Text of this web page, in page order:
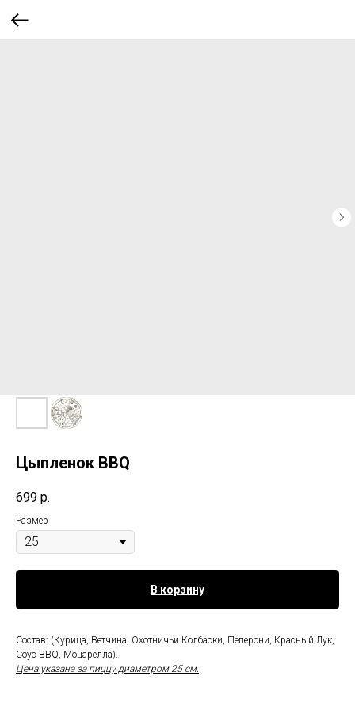
Цыпленок BBQ
699 р.
Размер
В корзину
Состав: (Курица, Ветчина, Охотничьи Колбаски, Пеперони, Красный Лук,
Соус BBQ, Моцарелла).
Цена указана за пиццу диаметром 25 см.